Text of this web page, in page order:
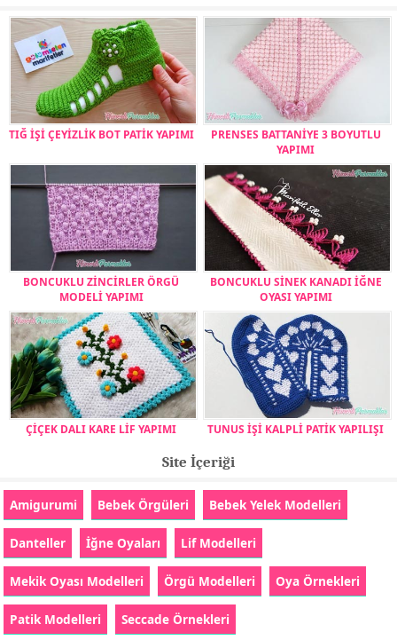
TIĞ İŞİ ÇEYİZLİK BOT PATİK YAPIMI
PRENSES BATTANİYE 3 BOYUTLU
YAPIMI
BONCUKLU ZİNCİRLER ÖRGÜ
MODELİ YAPIMI
BONCUKLU SİNEK KANADI İĞNE
OYASI YAPIMI
ÇİÇEK DALI KARE LİF YAPIMI TUNUS İŞİ KALPLİ PATİK YAPILIŞI
Site İçeriği
Amigurumi Bebek Örgüleri Bebek Yelek Modelleri
Danteller İğne Oyaları Lif Modelleri
Mekik Oyası Modelleri Örgü Modelleri Oya Örnekleri
Patik Modelleri Seccade Örnekleri